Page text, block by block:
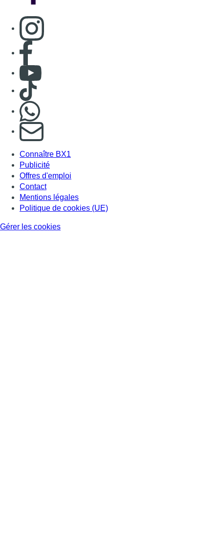
Consulter page Instagram
Consulter page Facebook
Consulter Youtube
Consulter TikTok
S'abonner à notre newsletter
Connaître BX1
Publicité
Offres d'emploi
Contact
Mentions légales
Politique de cookies (UE)
Gérer les cookies